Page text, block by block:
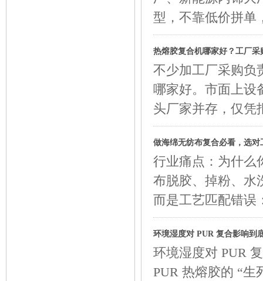
型，不靠低价拼单
热熔胶复合机哪家好？工厂
不少加工厂采购负
哪家好。市面上设
头厂家并存，仅凭
做海绵无纺布复合必看，选对
行业痛点：为什么
布脱胶、掉粉、水
而是工艺匹配错误
环境湿度对 PUR 复合影响到
环境湿度对 PUR
PUR 热熔胶的 “生